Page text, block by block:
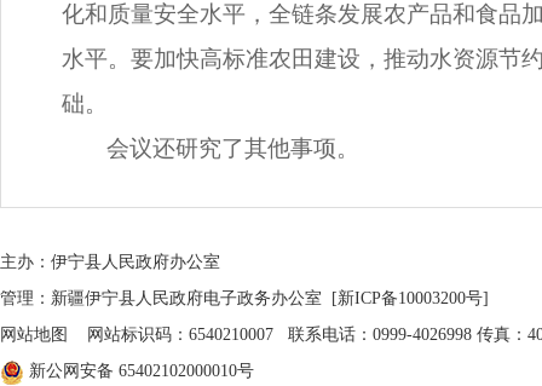
化和质量安全水平，全链条发展农产品和食品
水平。要加快高标准农田建设，推动水资源节
础。
会议还研究了其他事项。
主办：伊宁县人民政府办公室
管理：新疆伊宁县人民政府电子政务办公室
[新ICP备10003200号]
网站地图
网站标识码：6540210007 联系电话：0999-4026998 传真：
新公网安备 65402102000010号